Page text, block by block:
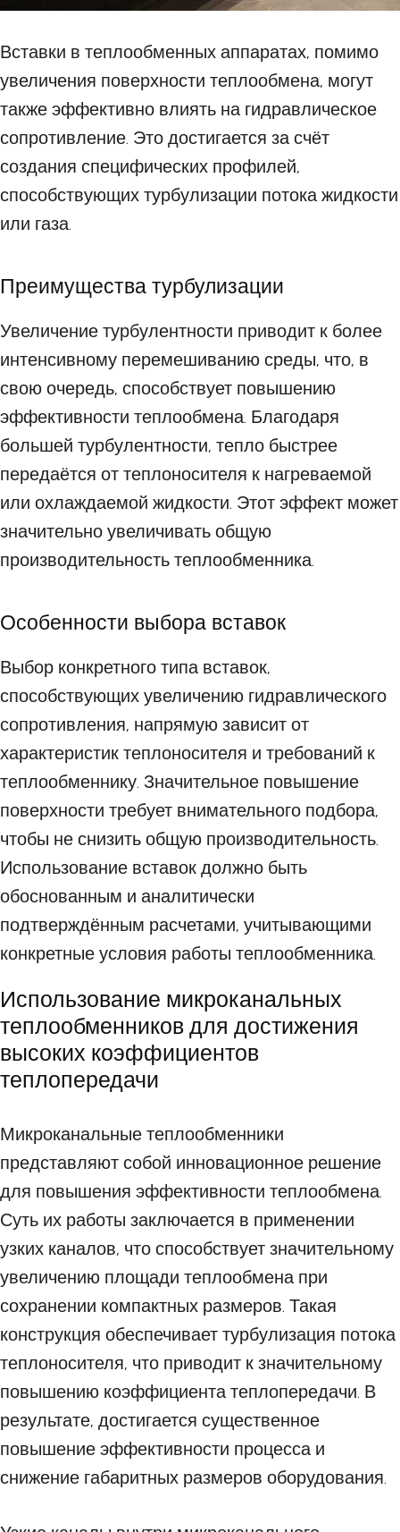
Вставки в теплообменных аппаратах, помимо
увеличения поверхности теплообмена, могут
также эффективно влиять на гидравлическое
сопротивление. Это достигается за счёт
создания специфических профилей,
способствующих турбулизации потока жидкости
или газа.
Преимущества турбулизации
Увеличение турбулентности приводит к более
интенсивному перемешиванию среды, что, в
свою очередь, способствует повышению
эффективности теплообмена. Благодаря
большей турбулентности, тепло быстрее
передаётся от теплоносителя к нагреваемой
или охлаждаемой жидкости. Этот эффект может
значительно увеличивать общую
производительность теплообменника.
Особенности выбора вставок
Выбор конкретного типа вставок,
способствующих увеличению гидравлического
сопротивления, напрямую зависит от
характеристик теплоносителя и требований к
теплообменнику. Значительное повышение
поверхности требует внимательного подбора,
чтобы не снизить общую производительность.
Использование вставок должно быть
обоснованным и аналитически
подтверждённым расчетами, учитывающими
конкретные условия работы теплообменника.
Использование микроканальных
теплообменников для достижения
высоких коэффициентов
теплопередачи
Микроканальные теплообменники
представляют собой инновационное решение
для повышения эффективности теплообмена.
Суть их работы заключается в применении
узких каналов, что способствует значительному
увеличению площади теплообмена при
сохранении компактных размеров. Такая
конструкция обеспечивает турбулизация потока
теплоносителя, что приводит к значительному
повышению коэффициента теплопередачи. В
результате, достигается существенное
повышение эффективности процесса и
снижение габаритных размеров оборудования.